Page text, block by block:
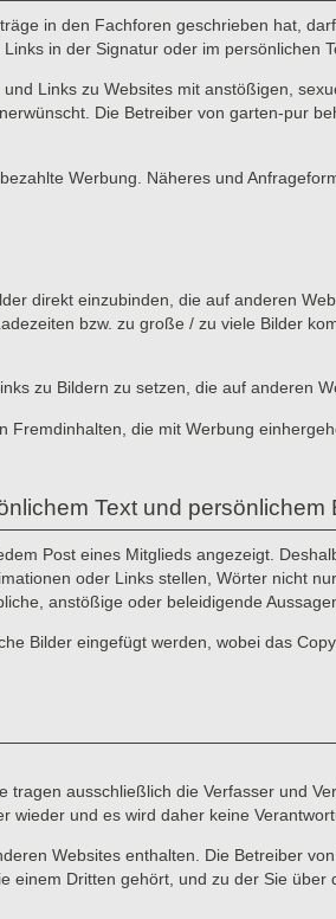
in den Fachforen geschrieben hat,
in der Signatur oder im
Links zu Websites mit anstößigen,
Die Betreiber von garten-pur
Werbung. Näheres und
direkt einzubinden, die auf anderen
bzw. zu große / zu viele Bilder
zu Bildern zu setzen, die auf anderen
Fremdinhalten, die mit Werbung
Text und persönlichem
Post eines Mitglieds angezeigt.
oder Links stellen, Wörter nicht
anstößige oder beleidigende
Bilder eingefügt werden, wobei das
tragen ausschließlich die Verfasser und
wieder und es wird daher keine
Websites enthalten. Die Betreiber
einem Dritten gehört, und zu der Sie über